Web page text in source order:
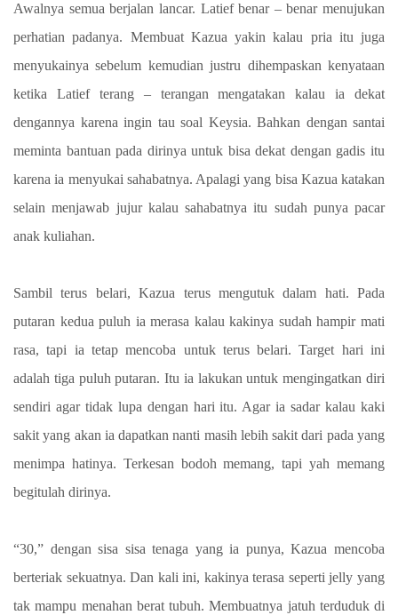
Awalnya semua berjalan lancar. Latief benar – benar menujukan
perhatian padanya. Membuat Kazua yakin kalau pria itu juga
menyukainya sebelum kemudian justru dihempaskan kenyataan
ketika Latief terang – terangan mengatakan kalau ia dekat
dengannya karena ingin tau soal Keysia. Bahkan dengan santai
meminta bantuan pada dirinya untuk bisa dekat dengan gadis itu
karena ia menyukai sahabatnya. Apalagi yang bisa Kazua katakan
selain menjawab jujur kalau sahabatnya itu sudah punya pacar
anak kuliahan.
Sambil terus belari, Kazua terus mengutuk dalam hati. Pada
putaran kedua puluh ia merasa kalau kakinya sudah hampir mati
rasa, tapi ia tetap mencoba untuk terus belari. Target hari ini
adalah tiga puluh putaran. Itu ia lakukan untuk mengingatkan diri
sendiri agar tidak lupa dengan hari itu. Agar ia sadar kalau kaki
sakit yang akan ia dapatkan nanti masih lebih sakit dari pada yang
menimpa hatinya. Terkesan bodoh memang, tapi yah memang
begitulah dirinya.
“30,” dengan sisa sisa tenaga yang ia punya, Kazua mencoba
berteriak sekuatnya. Dan kali ini, kakinya terasa seperti jelly yang
tak mampu menahan berat tubuh. Membuatnya jatuh terduduk di